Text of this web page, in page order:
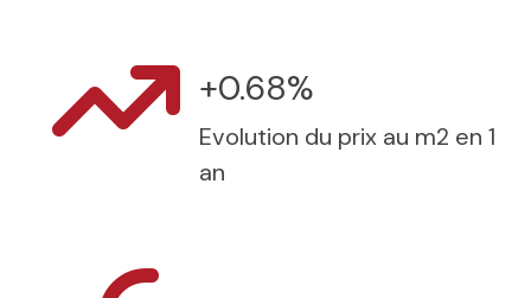
+0.68%
Evolution du prix au m2 en 1
an